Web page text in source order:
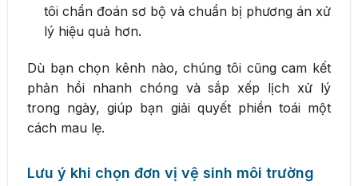
tôi chẩn đoán sơ bộ và chuẩn bị phương án xử
lý hiệu quả hơn.
Dù bạn chọn kênh nào, chúng tôi cũng cam kết
phản hồi nhanh chóng và sắp xếp lịch xử lý
trong ngày, giúp bạn giải quyết phiền toái một
cách mau lẹ.
Lưu ý khi chọn đơn vị vệ sinh môi trường